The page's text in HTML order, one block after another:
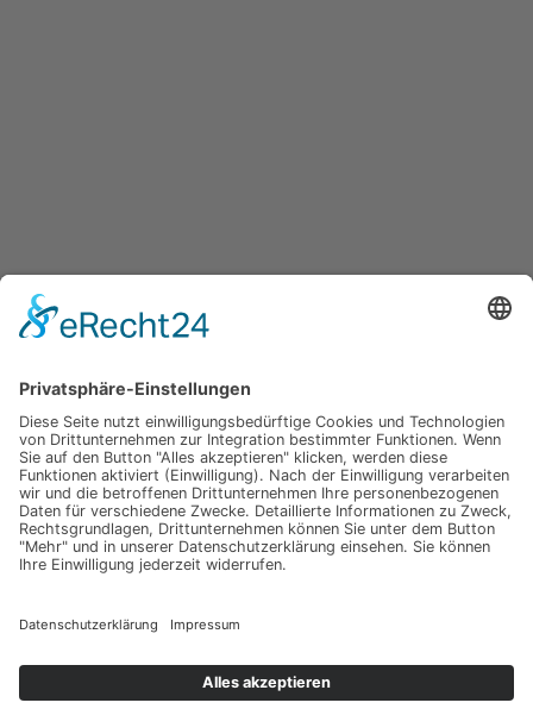
Impressum
Werbung
About
Einsendung
AGB
Datenschutzerklärung
Impressum
Einsendung